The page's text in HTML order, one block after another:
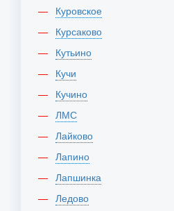
Куровское
Курсаково
Кутьино
Кучи
Кучино
ЛМС
Лайково
Лапино
Лапшинка
Ледово